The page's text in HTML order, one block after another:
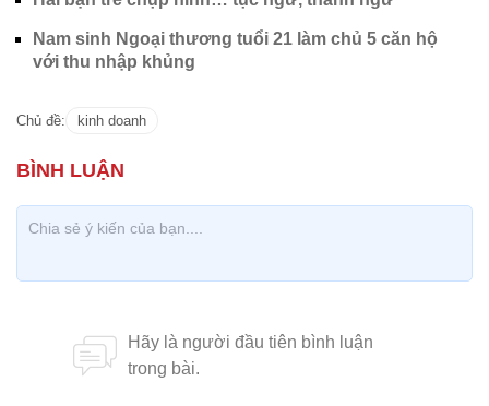
Nam sinh Ngoại thương tuổi 21 làm chủ 5 căn hộ
với thu nhập khủng
Chủ đề: kinh doanh